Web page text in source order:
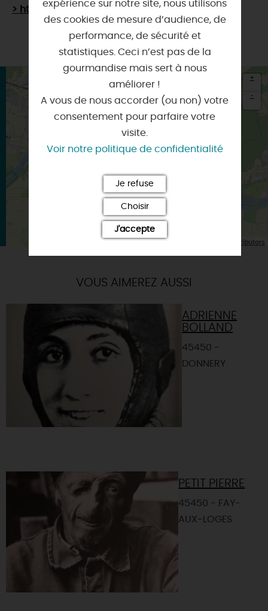
> http://www.1000questions.net/fr/jeanne/
×
JARGEAU
+
-
| Map data © OpenStreetMap contributors
VOUS AIMEREZ AUSSI
ADRIENNE
BOLLAND
45450 -
DONNERY
PETIT PIERRE
45450 - FAY-
AUX-LOGES
expérience sur notre site, nous utilisons
des cookies de mesure d’audience, de
performance, de sécurité et
statistiques. Ceci n’est pas de la
gourmandise mais sert à nous
améliorer !
A vous de nous accorder (ou non) votre
consentement pour parfaire votre
visite.
Voir notre politique de confidentialité
Je refuse
Choisir
J'accepte